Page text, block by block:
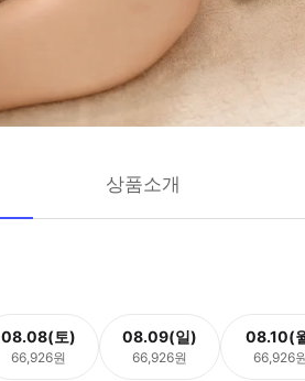
상품소개
08.08(토)
66,926원
08.09(일)
66,926원
08.10(
66,926원